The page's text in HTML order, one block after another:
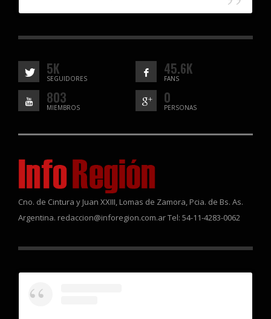
5K
SEGUIDORES
45.6K
FANS
803
MIEMBROS
0
PERSONAS
Cno. de Cintura y Juan XXIII, Lomas de Zamora, Pcia. de Bs. As.
Argentina. redaccion@inforegion.com.ar Tel: 54-11-4283-0062